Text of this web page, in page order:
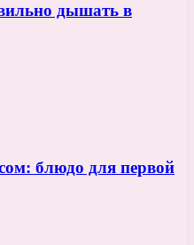
дышать в
блюдо для первой